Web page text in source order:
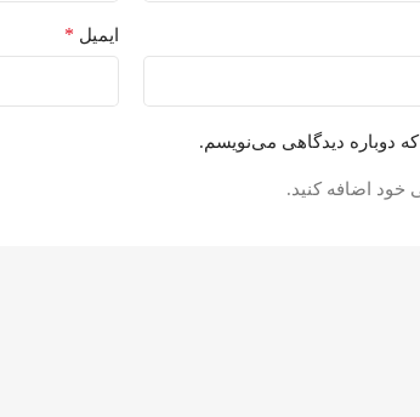
ایمیل *
دوباره دیدگاهی می‌نویسم.
خود اضافه کنید.